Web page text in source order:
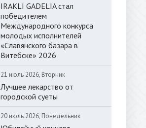
IRAKLI GADELIA стал
победителем
Международного конкурса
молодых исполнителей
«Славянского базара в
Витебске» 2026
21 июль 2026, Вторник
Лучшее лекарство от
городской суеты
20 июль 2026, Понедельник